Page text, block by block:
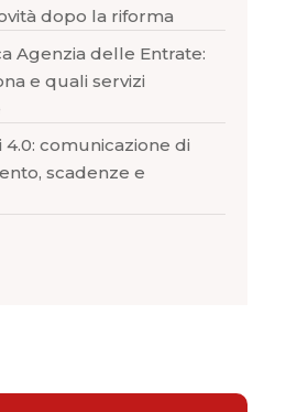
dopo la riforma
Agenzia delle Entrate:
e quali servizi
comunicazione di
scadenze e